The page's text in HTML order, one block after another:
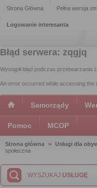
Strona Główna Pełna wersja
Logowanie interesanta
Błąd serwera: zqgjq
Wystąpił błąd podczas przetwarzania
An error occurred while accessing the
Samorządy
Pomoc MCOP
Strona główna Usługi dla
społeczna
WYSZUKAJ USŁUGĘ